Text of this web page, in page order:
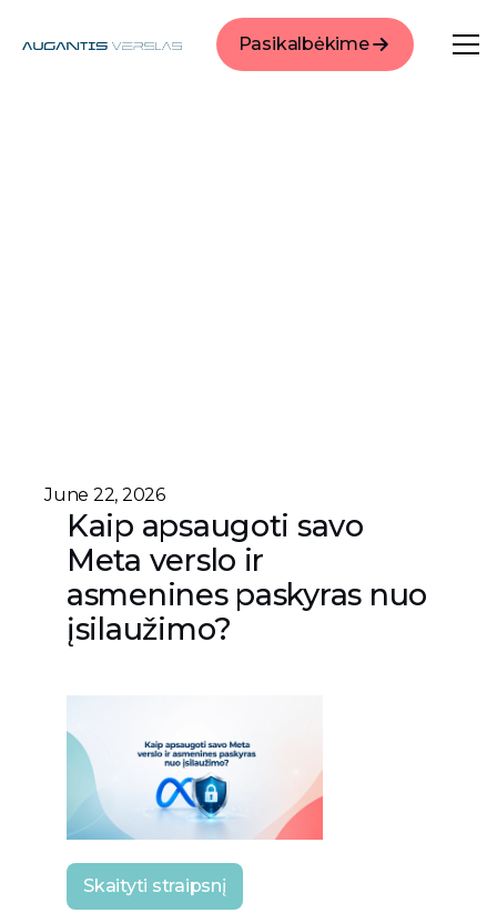
Pasikalbėkime
June 22, 2026
Kaip apsaugoti savo
Meta verslo ir
asmenines paskyras nuo
įsilaužimo?
Skaityti straipsnį